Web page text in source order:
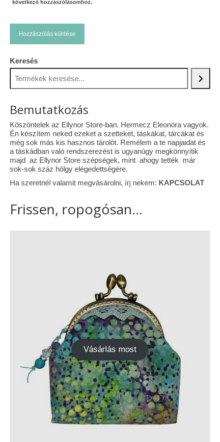
következő hozzászólásomhoz.
Keresés
Bemutatkozás
Köszöntelek az Ellynor Store-ban. Hermecz Eleonóra vagyok.
Én készítem neked ezeket a szetteket, táskákat, tárcákat és
még sok más kis hasznos tárolót. Remélem a te napjaidat és
a táskádban való rendszerezést is ugyanúgy megkönnyítik
majd az Ellynor Store szépségek, mint ahogy tették már
sok-sok száz hölgy elégedettségére.
Ha szeretnél valamit megvásárolni, írj nekem: KAPCSOLAT
Frissen, ropogósan...
Vásárlás most